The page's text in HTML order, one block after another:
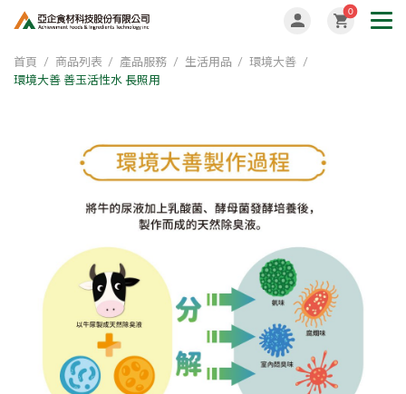
0
首頁 商品列表 產品服務 生活用品
環境大善
環境大善 善玉活性水 長照用